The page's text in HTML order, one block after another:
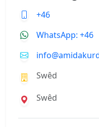
+46
WhatsApp: +46
Swêd
Swêd